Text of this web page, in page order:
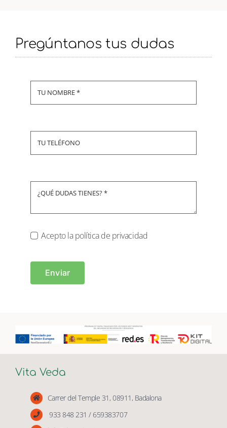
Acepto la política de privacidad
Vita Veda